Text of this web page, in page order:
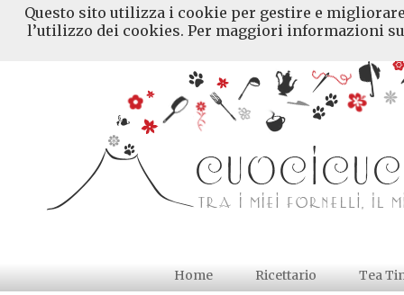
Home Ricettario Tea
Questo sito utilizza i cookie per gestire e
l’utilizzo dei cookies. Per maggiori informazioni